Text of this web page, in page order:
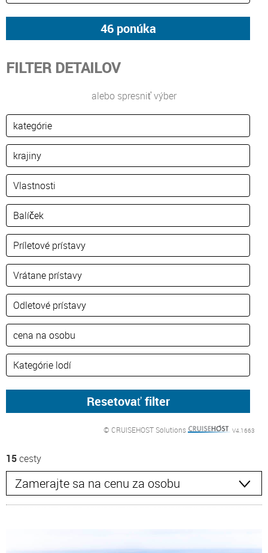
FILTER DETAILOV
alebo spresniť výber
© CRUISEHOST Solutions V4.1663
15cesty